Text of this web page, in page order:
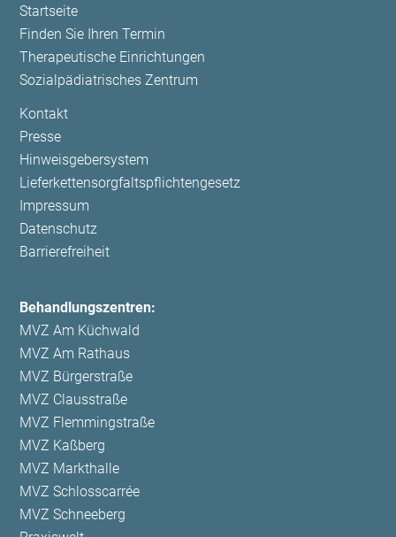
Navigation
überspringen
Startseite
Finden Sie Ihren Termin
Therapeutische Einrichtungen
Sozialpädiatrisches Zentrum
Navigation
überspringen
Kontakt
Presse
Hinweisgebersystem
Lieferkettensorgfaltspflichtengesetz
Impressum
Datenschutz
Barrierefreiheit
Behandlungszentren:
MVZ Am Küchwald
MVZ Am Rathaus
MVZ Bürgerstraße
MVZ Clausstraße
MVZ Flemmingstraße
MVZ Kaßberg
MVZ Markthalle
MVZ Schlosscarrée
MVZ Schneeberg